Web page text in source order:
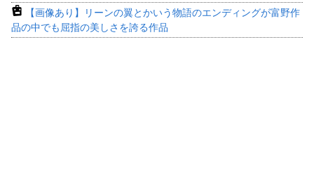
【画像あり】リーンの翼とかいう物語のエンディングが富野作
品の中でも屈指の美しさを誇る作品